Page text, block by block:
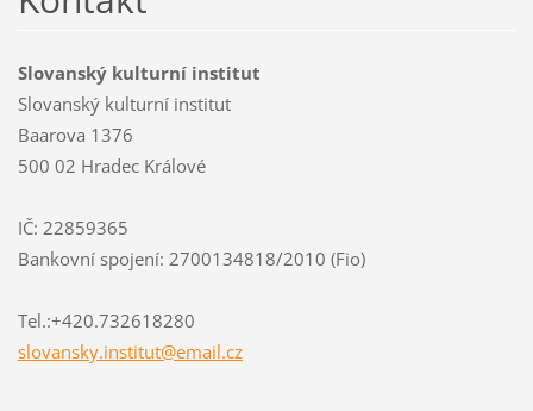
Slovanský kulturní institut
Slovanský kulturní institut
Baarova 1376
500 02 Hradec Králové
IČ: 22859365
Bankovní spojení: 2700134818/2010 (Fio)
Tel.:+420.732618280
slovansky.institut@email.cz